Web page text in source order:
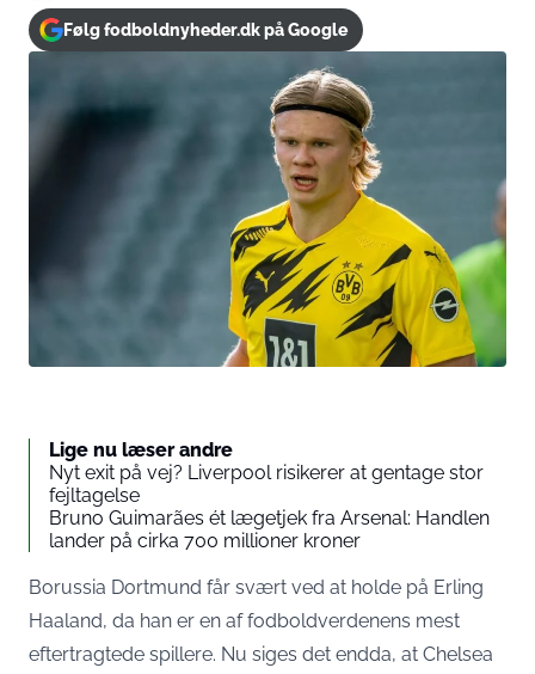
Følg fodboldnyheder.dk på Google
Lige nu læser andre
Nyt exit på vej? Liverpool risikerer at gentage stor
fejltagelse
Bruno Guimarães ét lægetjek fra Arsenal: Handlen
lander på cirka 700 millioner kroner
Borussia Dortmund får svært ved at holde på Erling
Haaland, da han er en af fodboldverdenens mest
eftertragtede spillere. Nu siges det endda, at Chelsea